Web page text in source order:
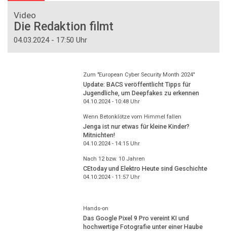
Video
Die Redaktion filmt
04.03.2024 - 17:50 Uhr
Zum "European Cyber Security Month 2024"
Update: BACS veröffentlicht Tipps für
Jugendliche, um Deepfakes zu erkennen
04.10.2024 - 10:48Uhr
Wenn Betonklötze vom Himmel fallen
Jenga ist nur etwas für kleine Kinder?
Mitnichten!
04.10.2024 - 14:15Uhr
Nach 12 bzw. 10 Jahren
CEtoday und Elektro Heute sind Geschichte
04.10.2024 - 11:57Uhr
Hands-on
Das Google Pixel 9 Pro vereint KI und
hochwertige Fotografie unter einer Haube